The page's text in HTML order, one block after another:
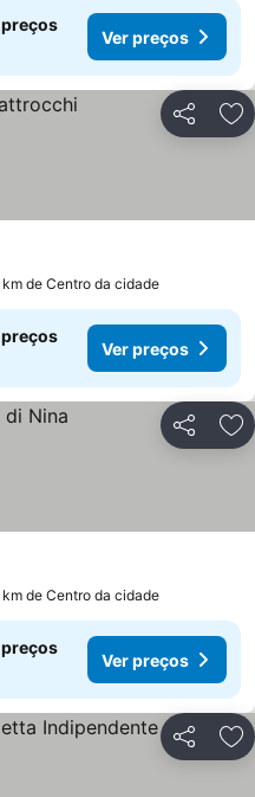
preços
Ver preços
Partilhar
de Centro da cidade
preços
Ver preços
Partilhar
de Centro da cidade
preços
Ver preços
Partilhar